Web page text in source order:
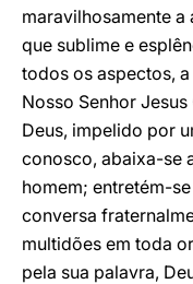
maravilhosamente
que sublime e
todos os aspectos,
Nosso Senhor
Deus, impelido por
conosco, abaixa-se
homem; entretém-
conversa
multidões em toda
pela sua palavra,